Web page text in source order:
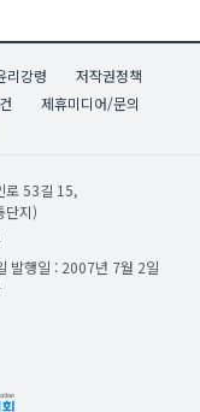
리강령
저작권정책
제휴미디어/문의
로 53길 15,
단지)
발행일 : 2007년 7월 2일